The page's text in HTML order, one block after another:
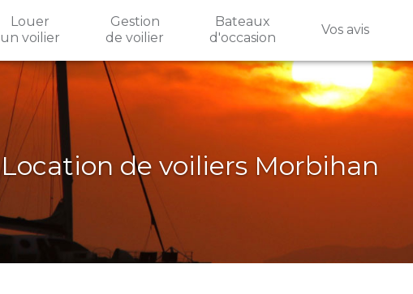
Louer
un voilier
Gestion
de voilier
Bateaux
d'occasion
Vos avis
Location de voiliers Morbihan